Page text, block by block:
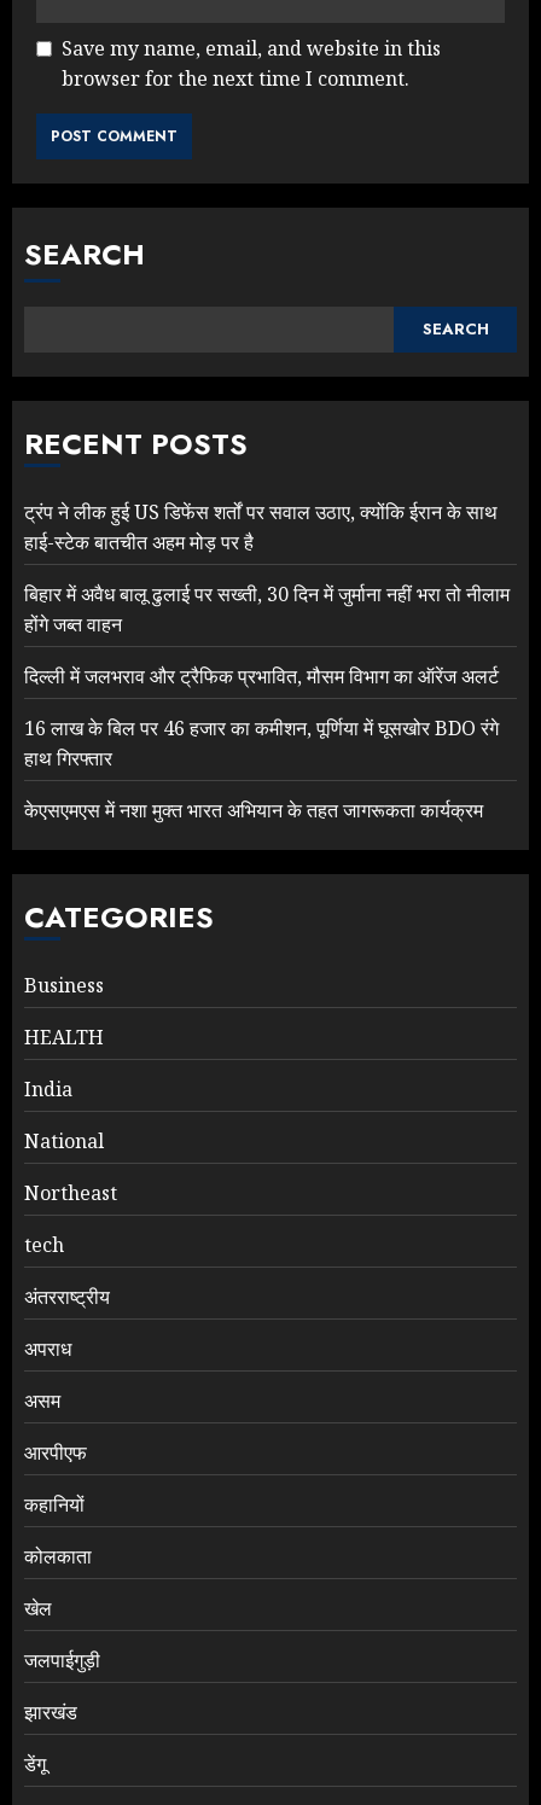
Save my name, email, and website in this
browser for the next time I comment.
SEARCH
SEARCH
RECENT POSTS
ट्रंप ने लीक हुई US डिफेंस शर्तों पर सवाल उठाए, क्योंकि ईरान के साथ
हाई-स्टेक बातचीत अहम मोड़ पर है
बिहार में अवैध बालू ढुलाई पर सख्ती, 30 दिन में जुर्माना नहीं भरा तो नीलाम
होंगे जब्त वाहन
दिल्ली में जलभराव और ट्रैफिक प्रभावित, मौसम विभाग का ऑरेंज अलर्ट
16 लाख के बिल पर 46 हजार का कमीशन, पूर्णिया में घूसखोर BDO रंगे
हाथ गिरफ्तार
केएसएमएस में नशा मुक्त भारत अभियान के तहत जागरूकता कार्यक्रम
CATEGORIES
Business
HEALTH
India
National
Northeast
tech
अंतरराष्ट्रीय
अपराध
असम
आरपीएफ
कहानियों
कोलकाता
खेल
जलपाईगुड़ी
झारखंड
डेंगू